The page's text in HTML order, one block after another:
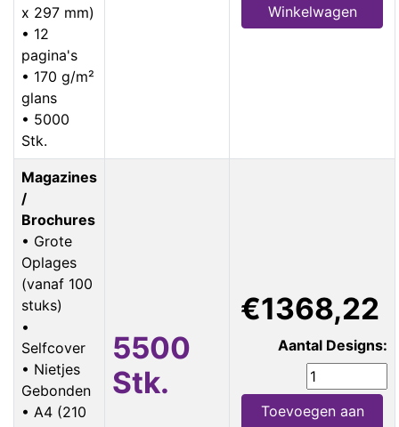
x 297 mm)
• 12
pagina's
• 170 g/m²
glans
• 5000
Stk.
Winkelwagen
Magazines
/
Brochures
• Grote
Oplages
(vanaf 100
stuks)
•
Selfcover
• Nietjes
Gebonden
• A4 (210
5500
Stk.
€1368,22
Aantal Designs:
Toevoegen aan